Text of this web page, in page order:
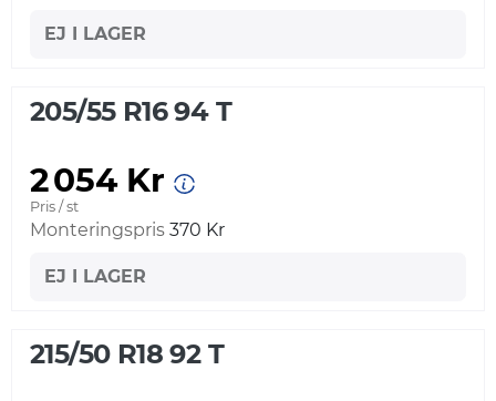
EJ I LAGER
205/55 R16 94 T
2 054 Kr
Pris / st
Monteringspris 370 Kr
EJ I LAGER
215/50 R18 92 T